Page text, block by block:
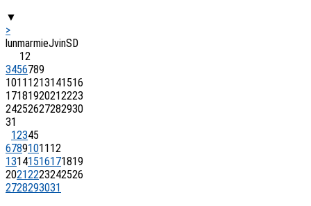
▼
>
lunmarmieJvinSD
12
3456789
10111213141516
17181920212223
24252627282930
31
12345
6789101112
13141516171819
20212223242526
2728293031